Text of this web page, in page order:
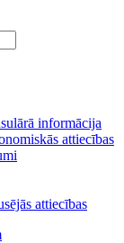
informācija
attiecības
attiecības